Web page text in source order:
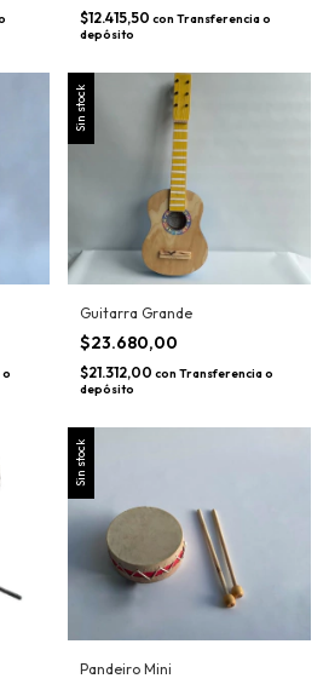
$12.415,50 con Transferencia o
depósito
o
Sin stock
Guitarra Grande
$23.680,00
$21.312,00 con Transferencia o
depósito
Sin stock
Pandeiro Mini